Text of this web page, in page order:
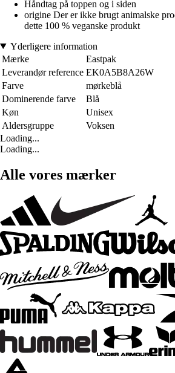
Håndtag på toppen og i siden
origine Der er ikke brugt animalske
dette 100 % veganske produkt
Yderligere information
Mærke
Eastpak
Leverandør reference EK0A5B8A26W
Farve
mørkeblå
Dominerende farve
Blå
Køn
Unisex
Aldersgruppe
Voksen
Loading...
Loading...
Alle vores mærker